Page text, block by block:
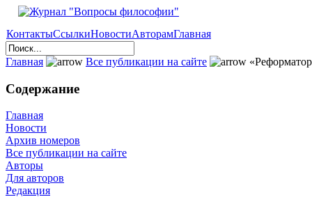
КонтактыСсылкиНовостиАвторамГлавная
Главная Все публикации на сайте
Содержание
Главная
Новости
Архив номеров
Все публикации на сайте
Авторы
Для авторов
Редакция